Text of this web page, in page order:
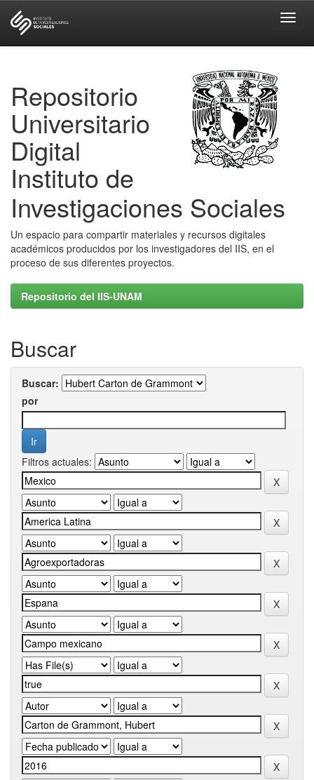
Repositorio
Universitario
Digital
Instituto de
Investigaciones Sociales
Un espacio para compartir materiales y recursos digitales
académicos producidos por los investigadores del IIS, en el
proceso de sus diferentes proyectos.
Repositorio del IIS-UNAM
Buscar
Buscar:
por
Filtros actuales: